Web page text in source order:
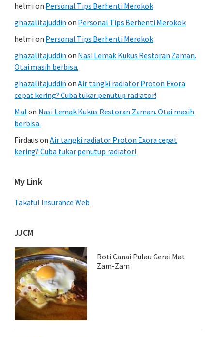
helmi on Personal Tips Berhenti Merokok
ghazalitajuddin on Personal Tips Berhenti Merokok
helmi on Personal Tips Berhenti Merokok
ghazalitajuddin on Nasi Lemak Kukus Restoran Zaman.
Otai masih berbisa.
ghazalitajuddin on Air tangki radiator Proton Exora
cepat kering? Cuba tukar penutup radiator!
Mal on Nasi Lemak Kukus Restoran Zaman. Otai masih
berbisa.
Firdaus on Air tangki radiator Proton Exora cepat
kering? Cuba tukar penutup radiator!
My Link
Takaful Insurance Web
JJCM
Roti Canai Pulau Gerai Mat
Zam-Zam